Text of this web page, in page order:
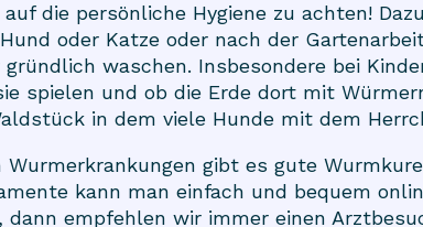
die persönliche Hygiene zu achten!
oder Katze oder nach der
gründlich waschen. Insbesondere bei
spielen und ob die Erde dort mit
in dem viele Hunde mit dem
Wurmerkrankungen gibt es gute
kann man einfach und bequem
dann empfehlen wir immer einen